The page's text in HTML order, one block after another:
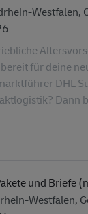
Westfalen,
für deine
DHL
Dann
und Briefe
Westfalen,